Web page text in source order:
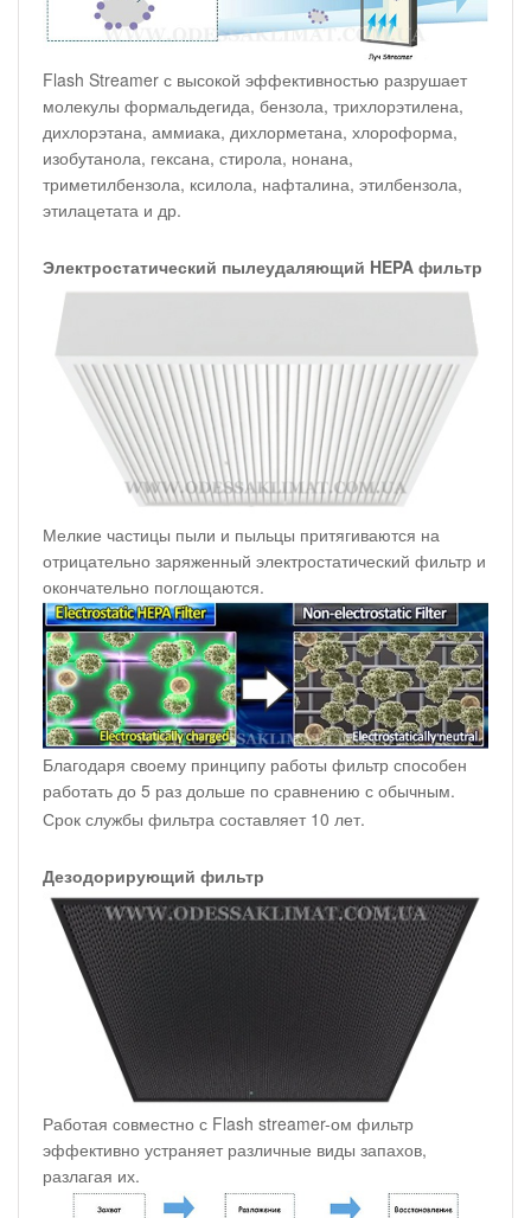
Flash Streamer с высокой эффективностью разрушает
молекулы формальдегида, бензола, трихлорэтилена,
дихлорэтана, аммиака, дихлорметана, хлороформа,
изобутанола, гексана, стирола, нонана,
триметилбензола, ксилола, нафталина, этилбензола,
этилацетата и др.
Электростатический пылеудаляющий HEPA фильтр
Мелкие частицы пыли и пыльцы притягиваются на
отрицательно заряженный электростатический фильтр и
окончательно поглощаются.
Благодаря своему принципу работы фильтр способен
работать до 5 раз дольше по сравнению с обычным.
Срок службы фильтра составляет 10 лет.
Дезодорирующий фильтр
Работая совместно с Flash streamer-ом фильтр
эффективно устраняет различные виды запахов,
разлагая их.